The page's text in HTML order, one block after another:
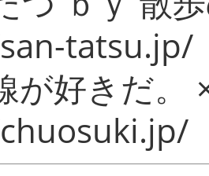
tatsu.jp/
が好きだ。